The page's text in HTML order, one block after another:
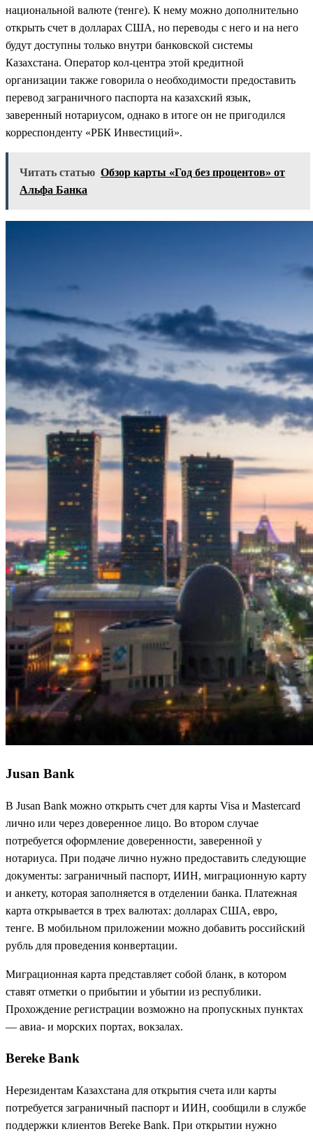
национальной валюте (тенге). К нему можно дополнительно
открыть счет в долларах США, но переводы с него и на него
будут доступны только внутри банковской системы
Казахстана. Оператор кол-центра этой кредитной
организации также говорила о необходимости предоставить
перевод заграничного паспорта на казахский язык,
заверенный нотариусом, однако в итоге он не пригодился
корреспонденту «РБК Инвестиций».
Читать статью Обзор карты «Год без процентов» от
Альфа Банка
Jusan Bank
В Jusan Bank можно открыть счет для карты Visa и Mastercard
лично или через доверенное лицо. Во втором случае
потребуется оформление доверенности, заверенной у
нотариуса. При подаче лично нужно предоставить следующие
документы: заграничный паспорт, ИИН, миграционную карту
и анкету, которая заполняется в отделении банка. Платежная
карта открывается в трех валютах: долларах США, евро,
тенге. В мобильном приложении можно добавить российский
рубль для проведения конвертации.
Миграционная карта представляет собой бланк, в котором
ставят отметки о прибытии и убытии из республики.
Прохождение регистрации возможно на пропускных пунктах
— авиа- и морских портах, вокзалах.
Bereke Bank
Нерезидентам Казахстана для открытия счета или карты
потребуется заграничный паспорт и ИИН, сообщили в службе
поддержки клиентов Bereke Bank. При открытии нужно